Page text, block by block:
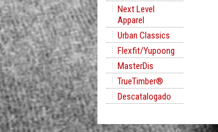
Next Level
Apparel
Urban Classics
Flexfit/Yupoong
MasterDis
TrueTimber®
Descatalogado